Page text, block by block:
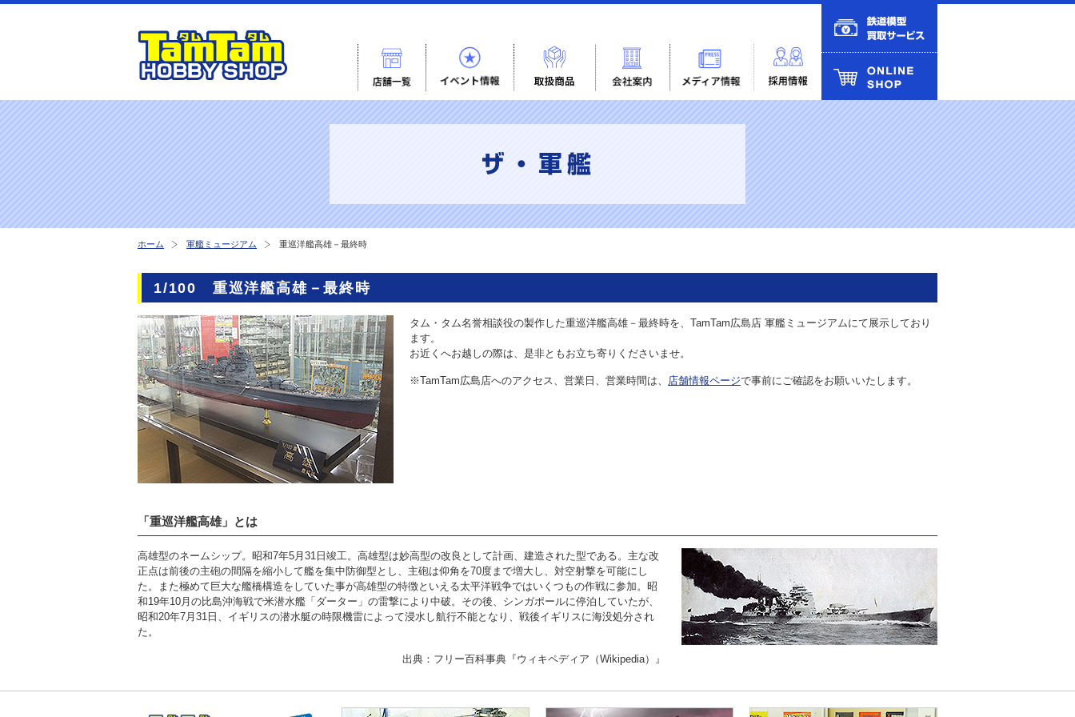
ホーム 軍艦ミュージアム 重巡洋艦高雄－最終時
1/100 重巡洋艦高雄－最終時
タム・タム名誉相談役の製作した重巡洋艦高雄－最終時を、TamTam広島店 軍艦ミュージアムにて展示しており
ます。
お近くへお越しの際は、是非ともお立ち寄りくださいませ。
※TamTam広島店へのアクセス、営業日、営業時間は、 店舗情報ページで事前にご確認をお願いいたします。
「重巡洋艦高雄」とは
高雄型のネームシップ。昭和7年5月31日竣工。高雄型は妙高型の改良として計画、建造された型である。主な改
正点は前後の主砲の間隔を縮小して艦を集中防御型とし、主砲は仰角を70度まで増大し、対空射撃を可能にし
た。また極めて巨大な艦橋構造をしていた事が高雄型の特徴といえる太平洋戦争ではいくつもの作戦に参加。昭
和19年10月の比島沖海戦で米潜水艦「ダーター」の雷撃により中破。その後、シンガポールに停泊していたが、
昭和20年7月31日、イギリスの潜水艇の時限機雷によって浸水し航行不能となり、戦後イギリスに海没処分され
た。
出典：フリー百科事典『ウィキペディア（Wikipedia）』